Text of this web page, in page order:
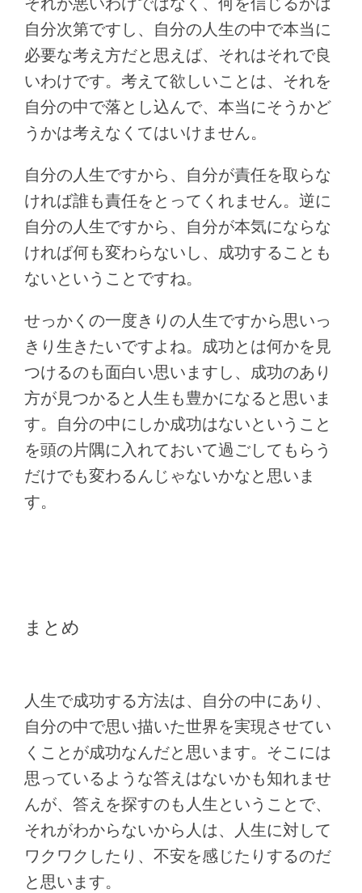
自分次第ですし、自分の人生の中で本当に
必要な考え方だと思えば、それはそれで良
いわけです。考えて欲しいことは、それを
自分の中で落とし込んで、本当にそうかど
うかは考えなくてはいけません。
自分の人生ですから、自分が責任を取らな
ければ誰も責任をとってくれません。逆に
自分の人生ですから、自分が本気にならな
ければ何も変わらないし、成功することも
ないということですね。
せっかくの一度きりの人生ですから思いっ
きり生きたいですよね。成功とは何かを見
つけるのも面白い思いますし、成功のあり
方が見つかると人生も豊かになると思いま
す。自分の中にしか成功はないということ
を頭の片隅に入れておいて過ごしてもらう
だけでも変わるんじゃないかなと思いま
す。
まとめ
人生で成功する方法は、自分の中にあり、
自分の中で思い描いた世界を実現させてい
くことが成功なんだと思います。そこには
思っているような答えはないかも知れませ
んが、答えを探すのも人生ということで、
それがわからないから人は、人生に対して
ワクワクしたり、不安を感じたりするのだ
と思います。